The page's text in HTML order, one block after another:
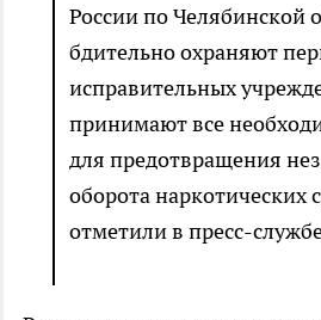
России по Челябинской
бдительно охраняют
исправительных
принимают все
для предотвращения
оборота наркотических
отметили в пресс-